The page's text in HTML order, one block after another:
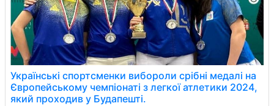
Українські спортсменки вибороли срібні медалі на
Європейському чемпіонаті з легкої атлетики 2024,
який проходив у Будапешті.